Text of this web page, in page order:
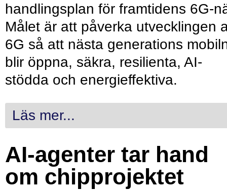
handlingsplan för framtidens 6G-
Målet är att påverka utvecklingen
6G så att nästa generations
blir öppna, säkra, resilienta, AI-
stödda och energieffektiva.
Läs mer...
AI-agenter tar hand
om chipprojektet